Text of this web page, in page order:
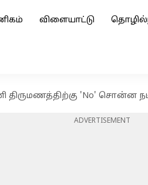
விளையாட்டு
திருமணத்திற்கு 'No' சொன்ன
ADVERTISEMENT